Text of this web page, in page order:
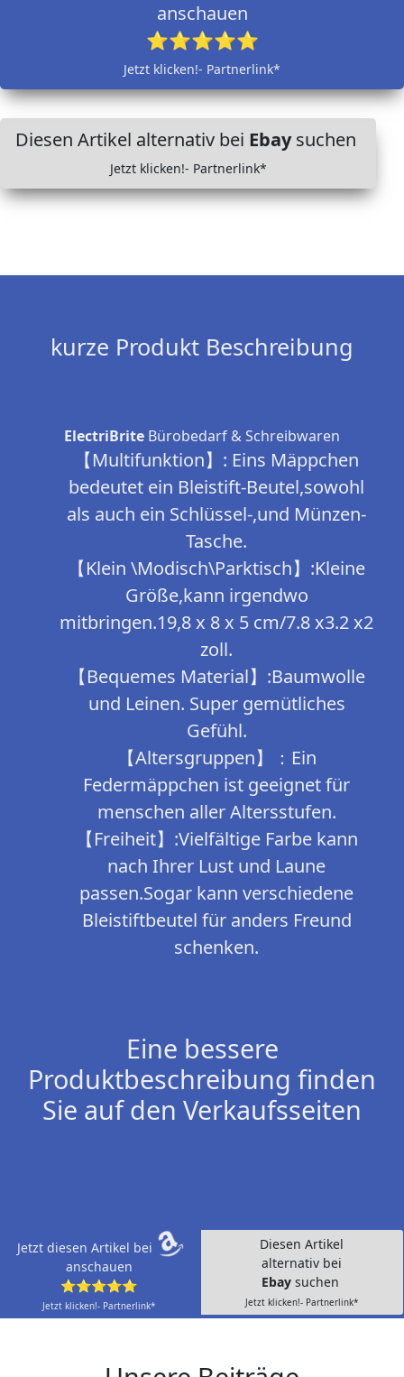
anschauen
⭐⭐⭐⭐⭐
Jetzt klicken!- Partnerlink*
Diesen Artikel alternativ bei Ebaysuchen
Jetzt klicken!- Partnerlink*
kurze Produkt Beschreibung
ElectriBrite Bürobedarf & Schreibwaren
【Multifunktion】: Eins Mäppchen
bedeutet ein Bleistift-Beutel,sowohl
als auch ein Schlüssel-,und Münzen-
Tasche.
【Klein \Modisch\Parktisch】:Kleine
Größe,kann irgendwo
mitbringen.19,8 x 8 x 5 cm/7.8 x3.2 x2
zoll.
【Bequemes Material】:Baumwolle
und Leinen. Super gemütliches
Gefühl.
【Altersgruppen】： Ein
Federmäppchen ist geeignet für
menschen aller Altersstufen.
【Freiheit】:Vielfältige Farbe kann
nach Ihrer Lust und Laune
passen.Sogar kann verschiedene
Bleistiftbeutel für anders Freund
schenken.
Eine bessere
Produktbeschreibung finden
Sie auf den Verkaufsseiten
Jetzt diesen Artikel bei
anschauen
⭐⭐⭐⭐⭐
Jetzt klicken!- Partnerlink*
Diesen Artikel
alternativ bei
Ebay suchen
Jetzt klicken!- Partnerlink*